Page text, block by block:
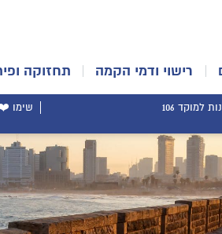
רישוי ודמי הקמה תחזוקה
106
שימו